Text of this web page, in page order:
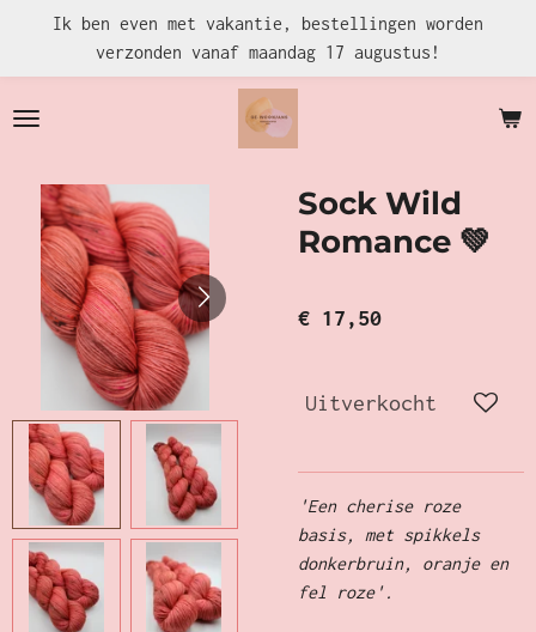
naar
de
Ik ben even met vakantie, bestellingen worden
verzonden vanaf maandag 17 augustus!
Sock Wild
Romance 💚
€ 17,50
Uitverkocht
'Een cherise roze
basis, met spikkels
donkerbruin, oranje en
fel roze'.